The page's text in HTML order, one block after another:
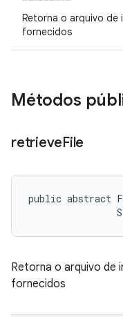
Retorna o arquivo de
fornecidos
Métodos
retrieveFile
public abstract
Retorna o arquivo de
fornecidos